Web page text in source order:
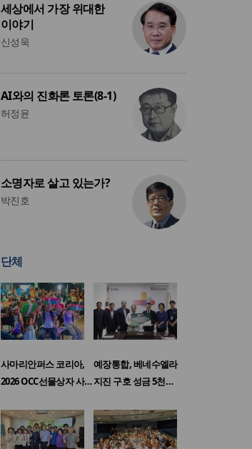
세상에서 가장 위대한
이야기
신성욱
AI와의 진화론 토론(8-1)
허정윤
소명자로 살고 있는가?
박진호
단체
사마리안퍼스 코리아,
2026 OCC선물상자 사…
예장통합, 베네수엘라
지진 구호 성금 5천…